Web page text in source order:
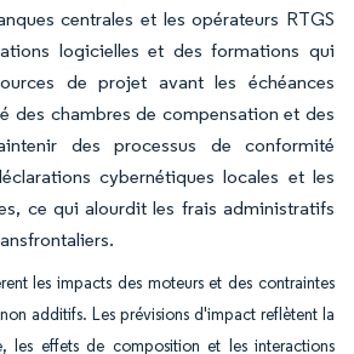
centrales et les opérateurs RTGS
logicielles et des formations qui
de projet avant les échéances
des chambres de compensation et des
des processus de conformité
cybernétiques locales et les
ce qui alourdit les frais administratifs
les impacts des moteurs et des contraintes
additifs. Les prévisions d'impact reflètent la
les effets de composition et les interactions